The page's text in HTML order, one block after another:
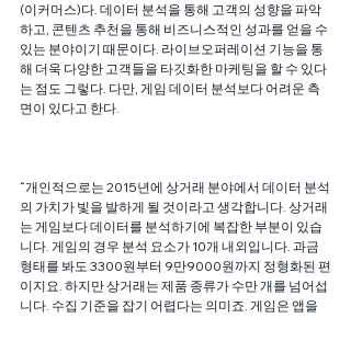
(이커머스)다. 데이터 분석을 통해 고객의 성향을 파악
하고, 콘텐츠 추천을 통해 비즈니스적인 성과를 얻을 수
있는 분야이기 때문이다. 라이브오퍼레이션 기능을 통
해 더욱 다양한 고객들을 타깃화한 마케팅을 할 수 있다
는 점도 그렇다. 다만, 게임 데이터 분석보다 어려운 측
면이 있다고 한다.
“개인적으로는 2015년에 상거래 분야에서 데이터 분석
의 가치가 빛을 발하게 될 것이라고 생각합니다. 상거래
는 게임보다 데이터를 분석하기에 복잡한 부분이 있습
니다. 게임의 경우 분석 요소가 10개 내외입니다. 과금
형태를 봐도 3300원부터 9만9000원까지 정형화된 편
이지요. 하지만 상거래는 제품 종류가 수만 개를 넘어섭
니다. 수집 기준을 잡기 어렵다는 의미죠. 게임은 앱을